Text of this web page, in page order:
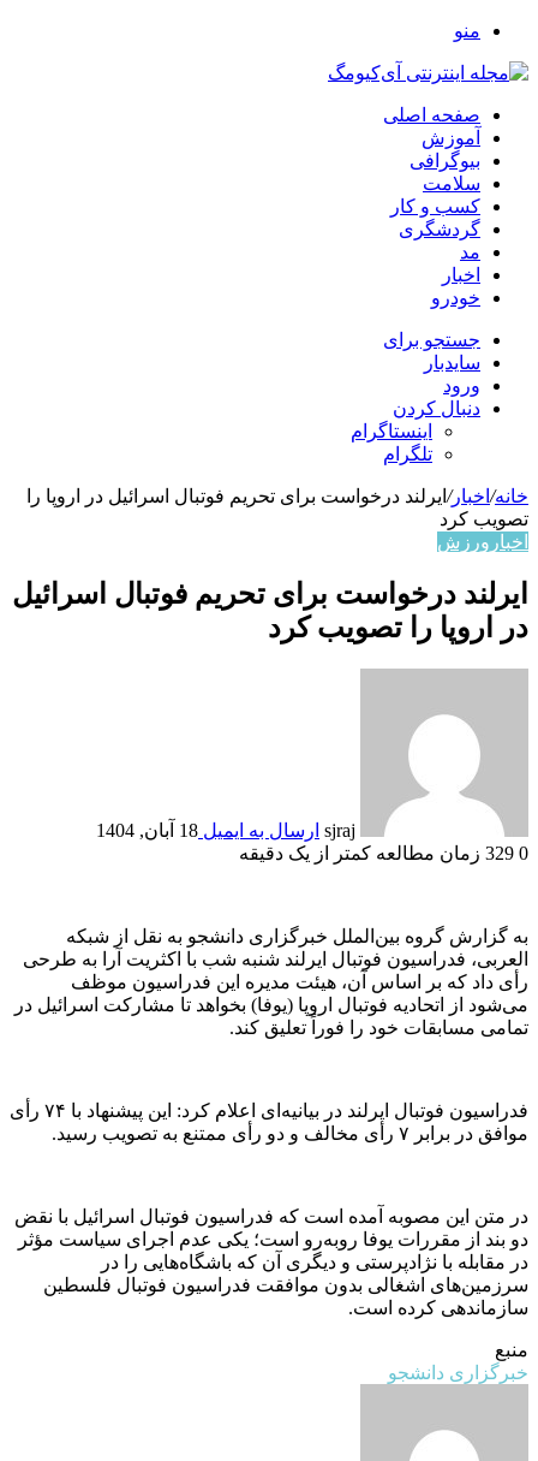
منو
صفحه اصلی
آموزش
بیوگرافی
سلامت
کسب و کار
گردشگری
مد
اخبار
خودرو
جستجو برای
سایدبار
ورود
دنبال کردن
اینستاگرام
تلگرام
خانه/ اخبار/ ایرلند درخواست برای تحریم فوتبال اسرائیل در اروپا را
تصویب کرد
اخبار ورزش
ایرلند درخواست برای تحریم فوتبال اسرائیل
در اروپا را تصویب کرد
sjraj ارسال به ایمیل 18 آبان, 1404
0
زمان مطالعه کمتر از یک دقیقه
به گزارش گروه بین‌الملل خبرگزاری دانشجو به نقل از شبکه
العربی، فدراسیون فوتبال ایرلند شنبه شب با اکثریت آرا به طرحی
رأی داد که بر اساس آن، هیئت مدیره این فدراسیون موظف
می‌شود از اتحادیه فوتبال اروپا (یوفا) بخواهد تا مشارکت اسرائیل در
تمامی مسابقات خود را فوراً تعلیق کند.
فدراسیون فوتبال ایرلند در بیانیه‌ای اعلام کرد: این پیشنهاد با ۷۴ رأی
موافق در برابر ۷ رأی مخالف و دو رأی ممتنع به تصویب رسید.
در متن این مصوبه آمده است که فدراسیون فوتبال اسرائیل با نقض
دو بند از مقررات یوفا روبه‌رو است؛ یکی عدم اجرای سیاست مؤثر
در مقابله با نژادپرستی و دیگری آن که باشگاه‌هایی را در
سرزمین‌های اشغالی بدون موافقت فدراسیون فوتبال فلسطین
سازماندهی کرده است.
منبع
خبرگزاری دانشجو